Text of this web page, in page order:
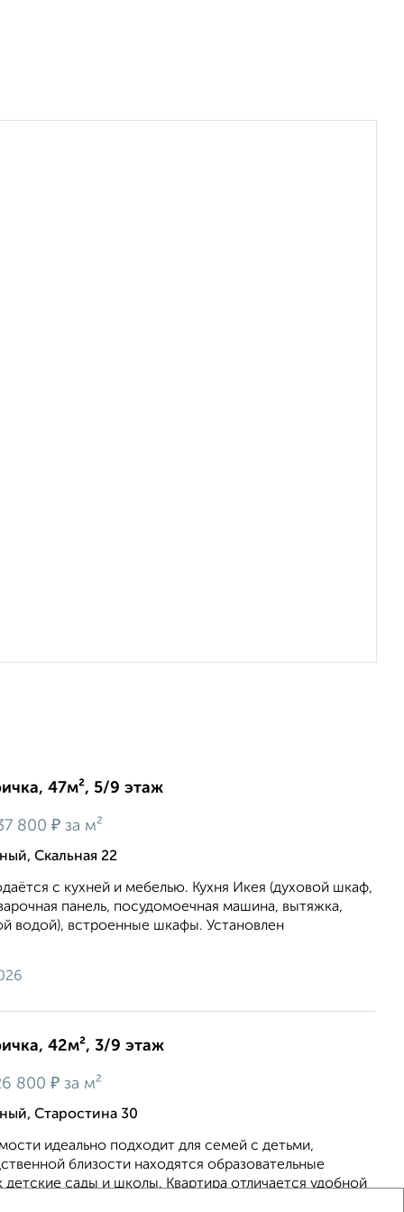
47м², 5/9 этаж
800 ₽ за м²
Скальная 22
с кухней и мебелью. Кухня Икея (духовой шкаф,
панель, посудомоечная машина, вытяжка,
водой), встроенные шкафы. Установлен
42м², 3/9 этаж
800 ₽ за м²
Старостина 30
идеально подходит для семей с детьми,
близости находятся образовательные
детские сады и школы. Квартира отличается удобной